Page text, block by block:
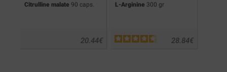
Citrulline malate 90 caps.
€
20.44
L-Arginine 300 gr
€
28.84